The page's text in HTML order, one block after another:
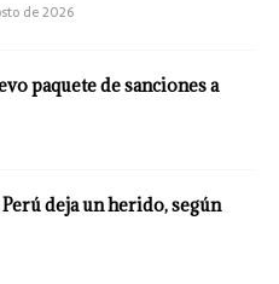
de 2026
paquete de sanciones a
deja un herido, según